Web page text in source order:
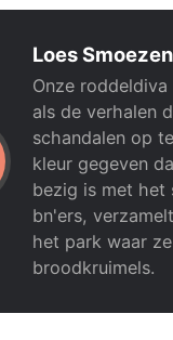
Loes
Onze
als de verhalen
schandalen op
kleur gegeven
bezig is met het
bn'ers,
het park waar
broodkruimels.